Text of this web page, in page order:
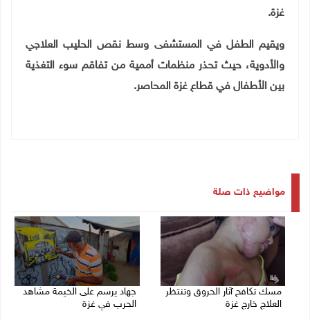
غزة.
ويقيم الطفل في المستشفى وسط نقص الحليب العلاجي
والأدوية، حيث تحذر منظمات أممية من تفاقم سوء التغذية
بين الأطفال في قطاع غزة المحاصر.
مواضيع ذات صلة
مسك تكافح آثار الحروق وتنتظر
العلاج خارج غزة
جهاد يرسم على الخيمة مشاهد
الحرب في غزة